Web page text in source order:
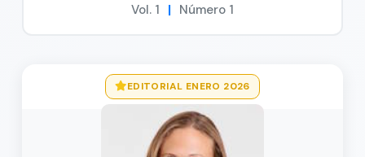
Vol. 1 | Número 1
EDITORIAL ENERO 2026